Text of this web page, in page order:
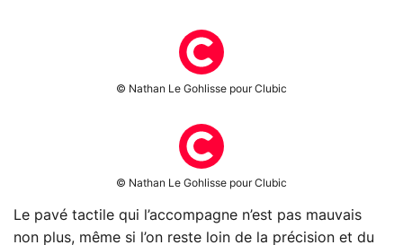
© Nathan Le Gohlisse pour Clubic
© Nathan Le Gohlisse pour Clubic
Le pavé tactile qui l’accompagne n’est pas mauvais
non plus, même si l’on reste loin de la précision et du